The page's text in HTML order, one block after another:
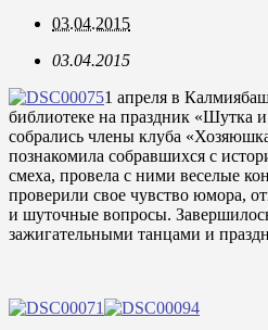
03.04.2015
03.04.2015
1 апреля в
библиотеке на праздник «Шутка и
собрались члены клуба
познакомила собравшихся с
смеха, провела с ними веселые
проверили свое чувство юмора,
и шуточные вопросы.
зажигательными танцами и